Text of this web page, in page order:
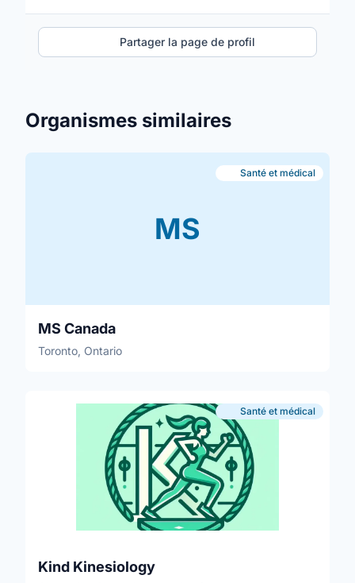
Partager la page de profil
Organismes similaires
MS
Santé et médical
MS Canada
Toronto, Ontario
Santé et médical
Kind Kinesiology